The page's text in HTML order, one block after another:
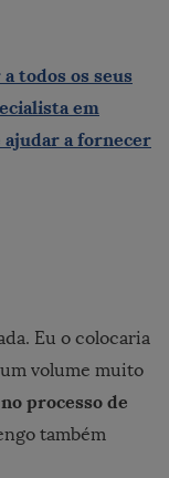
todos os seus
em
ajudar a fornecer
Eu o colocaria
um volume muito
processo de
também